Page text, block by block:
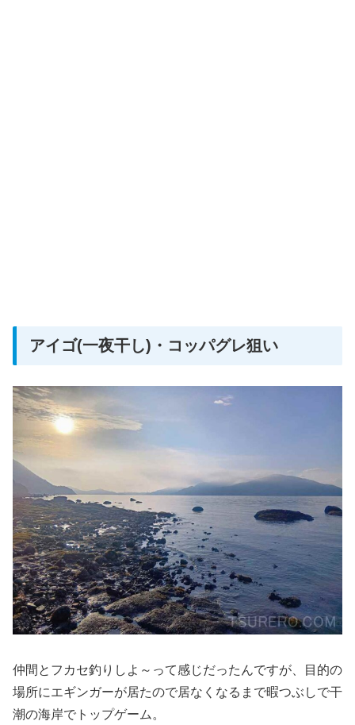
アイゴ(一夜干し)・コッパグレ狙い
仲間とフカセ釣りしよ～って感じだったんですが、目的の
場所にエギンガーが居たので居なくなるまで暇つぶしで干
潮の海岸でトップゲーム。